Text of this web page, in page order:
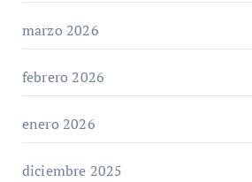
marzo 2026
febrero 2026
enero 2026
diciembre 2025